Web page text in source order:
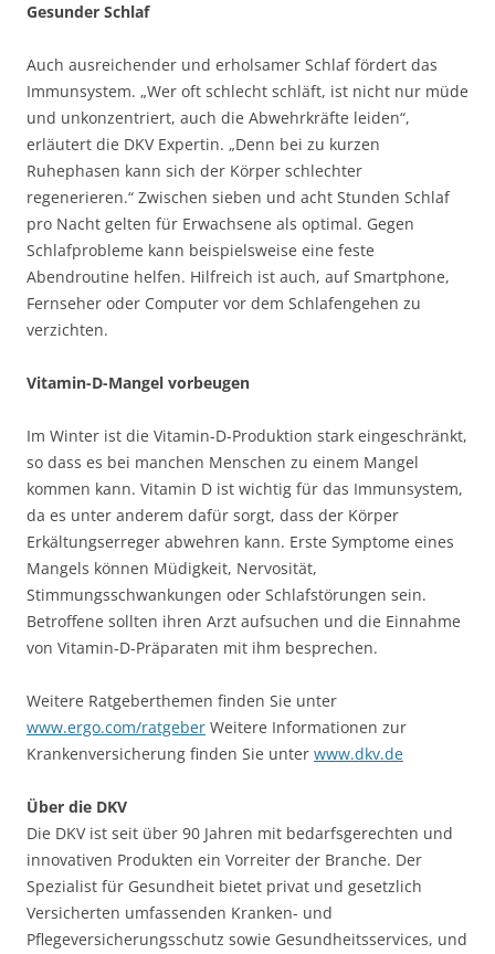
Gesunder Schlaf
Auch ausreichender und erholsamer Schlaf fördert das
Immunsystem. „Wer oft schlecht schläft, ist nicht nur müde
und unkonzentriert, auch die Abwehrkräfte leiden“,
erläutert die DKV Expertin. „Denn bei zu kurzen
Ruhephasen kann sich der Körper schlechter
regenerieren.“ Zwischen sieben und acht Stunden Schlaf
pro Nacht gelten für Erwachsene als optimal. Gegen
Schlafprobleme kann beispielsweise eine feste
Abendroutine helfen. Hilfreich ist auch, auf Smartphone,
Fernseher oder Computer vor dem Schlafengehen zu
verzichten.
Vitamin-D-Mangel vorbeugen
Im Winter ist die Vitamin-D-Produktion stark eingeschränkt,
so dass es bei manchen Menschen zu einem Mangel
kommen kann. Vitamin D ist wichtig für das Immunsystem,
da es unter anderem dafür sorgt, dass der Körper
Erkältungserreger abwehren kann. Erste Symptome eines
Mangels können Müdigkeit, Nervosität,
Stimmungsschwankungen oder Schlafstörungen sein.
Betroffene sollten ihren Arzt aufsuchen und die Einnahme
von Vitamin-D-Präparaten mit ihm besprechen.
Weitere Ratgeberthemen finden Sie unter
www.ergo.com/ratgeber Weitere Informationen zur
Krankenversicherung finden Sie unter www.dkv.de
Über die DKV
Die DKV ist seit über 90 Jahren mit bedarfsgerechten und
innovativen Produkten ein Vorreiter der Branche. Der
Spezialist für Gesundheit bietet privat und gesetzlich
Versicherten umfassenden Kranken- und
Pflegeversicherungsschutz sowie Gesundheitsservices, und